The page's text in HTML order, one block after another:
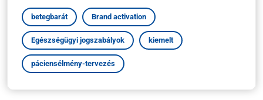
betegbarát Brand activation
Egészségügyi jogszabályok kiemelt
páciensélmény-tervezés